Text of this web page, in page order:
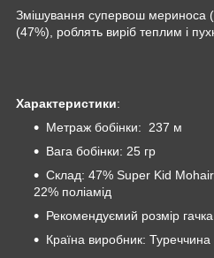
Змішування супервош мериноса
(47%), роблять виріб теплим і
Характеристики:
Метраж бобінки: 237 м
Вага бобінки: 25 гр
Склад: 47% Super Kid
22% поліамід
Рекомендуємий розмір
Країна виробник: Туреччина